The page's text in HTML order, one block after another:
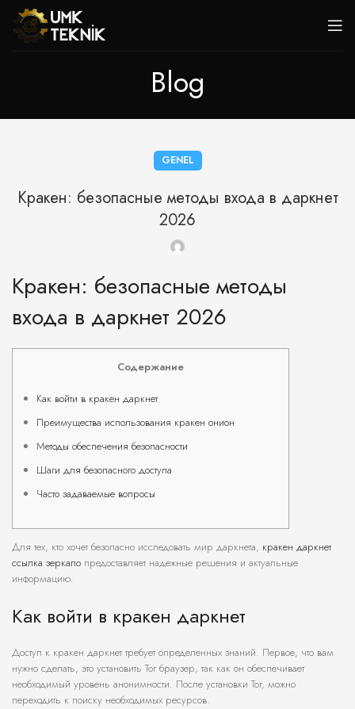
Blog
GENEL
Кракен: безопасные методы входа в даркнет
2026
Кракен: безопасные методы
входа в даркнет 2026
Содержание
Как войти в кракен даркнет
Преимущества использования кракен онион
Методы обеспечения безопасности
Шаги для безопасного доступа
Часто задаваемые вопросы
Для тех, кто хочет безопасно исследовать мир даркнета, кракен даркнет
ссылка зеркало предоставляет надежные решения и актуальные
информацию.
Как войти в кракен даркнет
Доступ к кракен даркнет требует определенных знаний. Первое, что вам
нужно сделать, это установить Tor браузер, так как он обеспечивает
необходимый уровень анонимности. После установки Tor, можно
переходить к поиску необходимых ресурсов.